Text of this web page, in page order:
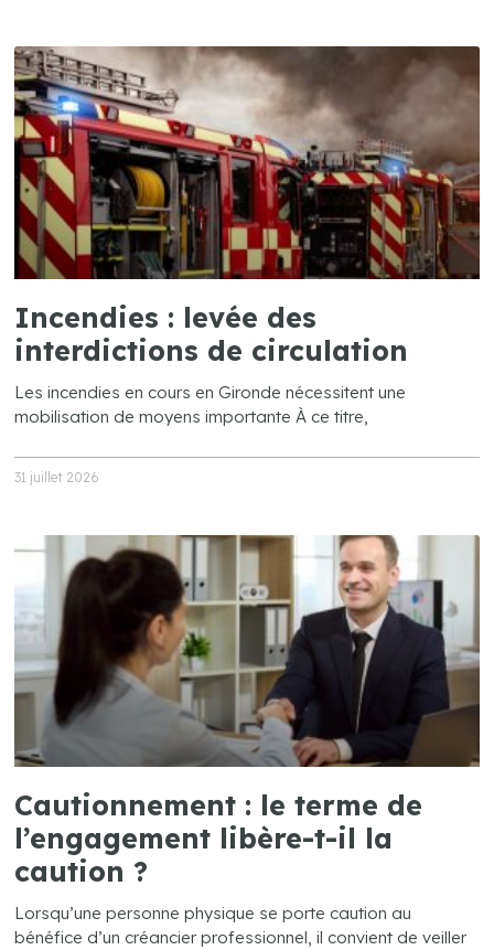
Incendies : levée des
interdictions de circulation
Les incendies en cours en Gironde nécessitent une
mobilisation de moyens importante À ce titre,
31 juillet 2026
Cautionnement : le terme de
l’engagement libère-t-il la
caution ?
Lorsqu’une personne physique se porte caution au
bénéfice d’un créancier professionnel, il convient de veiller